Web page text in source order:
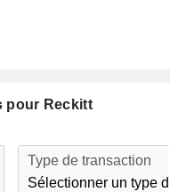
pour Reckitt
Type de transaction
Sélectionner un type